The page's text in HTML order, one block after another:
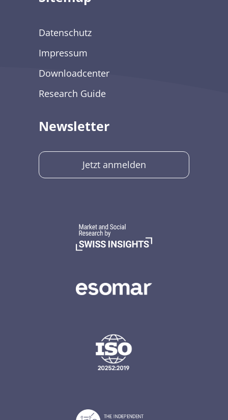
Datenschutz
Impressum
Downloadcenter
Research Guide
Newsletter
Jetzt anmelden